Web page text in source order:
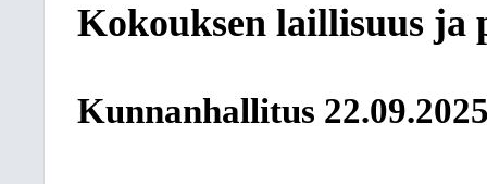
Kokouksen laillisuus ja
Kunnanhallitus